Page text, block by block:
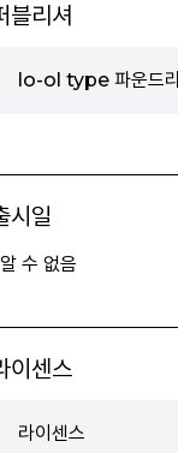
블리셔
lo-ol type 파운드리
시일
알 수 없음
이센스
라이센스